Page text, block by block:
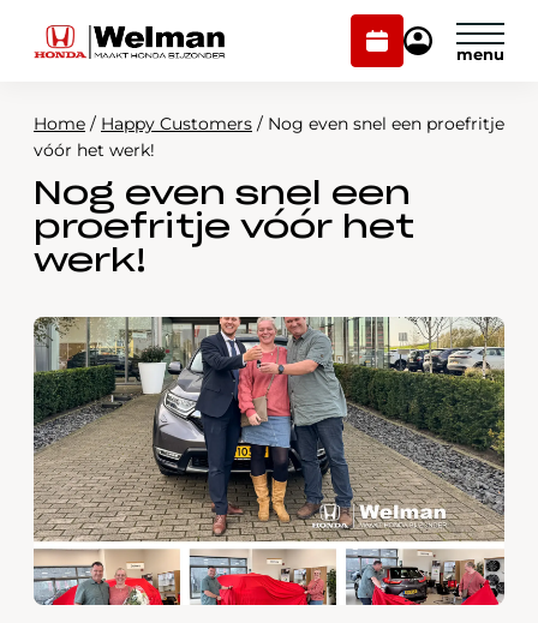
Plan
onderhoud
Mijn
Modellen
Voorraad
Onderhoud en service
Over ons
Webshop
Contact
Plan onderhoud
Home / Happy Customers / Nog even snel een proefritje
vóór het werk!
Nog even snel een
proefritje vóór het
werk!